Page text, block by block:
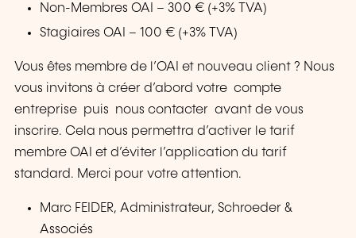
Non-Membres OAI – 300 € (+3% TVA)
Stagiaires OAI – 100 € (+3% TVA)
Vous êtes membre de l’OAI et nouveau client ? Nous
vous invitons à créer d’abord votre compte
entreprise puis nous contacter avant de vous
inscrire. Cela nous permettra d’activer le tarif
membre OAI et d’éviter l’application du tarif
standard. Merci pour votre attention.
Marc FEIDER, Administrateur, Schroeder &
Associés